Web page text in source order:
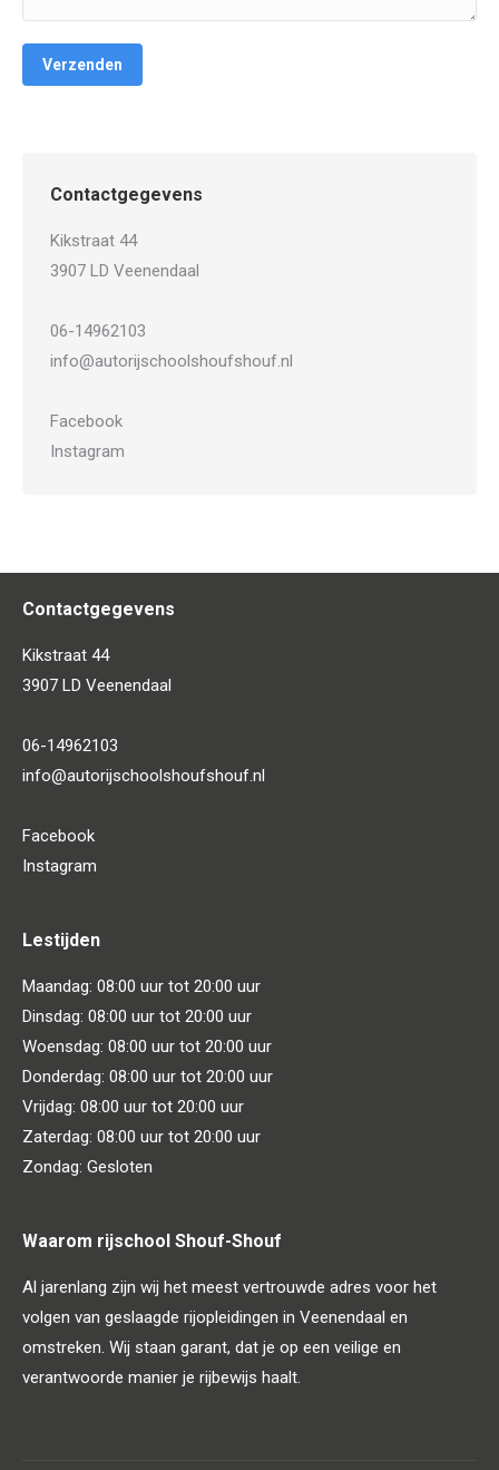
Contactgegevens
Kikstraat 44
3907 LD Veenendaal
06-14962103
info@autorijschoolshoufshouf.nl
Facebook
Instagram
Contactgegevens
Kikstraat 44
3907 LD Veenendaal
06-14962103
info@autorijschoolshoufshouf.nl
Facebook
Instagram
Lestijden
Maandag: 08:00 uur tot 20:00 uur
Dinsdag: 08:00 uur tot 20:00 uur
Woensdag: 08:00 uur tot 20:00 uur
Donderdag: 08:00 uur tot 20:00 uur
Vrijdag: 08:00 uur tot 20:00 uur
Zaterdag: 08:00 uur tot 20:00 uur
Zondag: Gesloten
Waarom rijschool Shouf-Shouf
Al jarenlang zijn wij het meest vertrouwde adres voor het
volgen van geslaagde rijopleidingen in Veenendaal en
omstreken. Wij staan garant, dat je op een veilige en
verantwoorde manier je rijbewijs haalt.